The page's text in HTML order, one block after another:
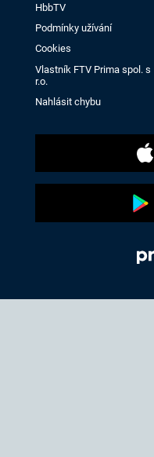
HbbTV
Podmínky užívání
Cookies
Vlastník FTV Prima spol. s
r.o.
Nahlásit chybu